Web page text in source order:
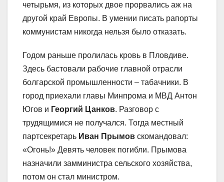
четырьмя, из которых двое прорвались аж на
другой край Европы. В умении писать рапорты
коммунистам никогда нельзя было отказать.
Годом раньше пролилась кровь в Пловдиве.
Здесь бастовали рабочие главной отрасли
болгарской промышленности – табачники. В
город приехали главы Минпрома и МВД Антон
Югов и Георгий Цанков. Разговор с
трудящимися не получался. Тогда местный
партсекретарь Иван Прымов скомандовал:
«Огонь!» Девять человек погибли. Прымова
назначили замминистра сельского хозяйства,
потом он стал министром.